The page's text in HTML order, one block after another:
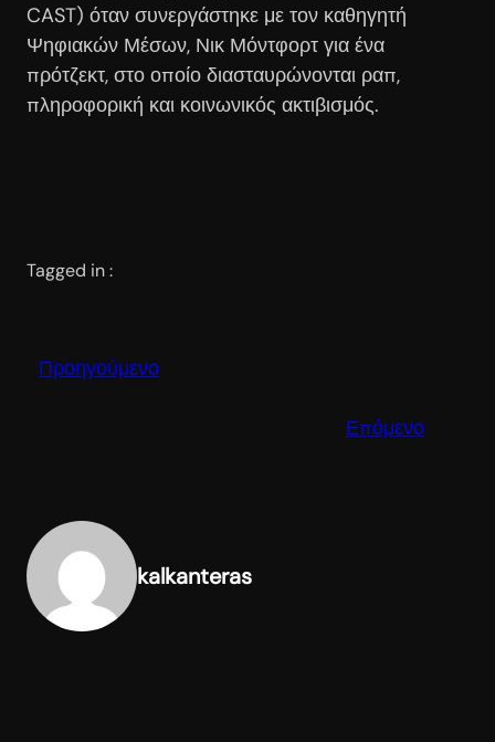
CAST) όταν συνεργάστηκε με τον καθηγητή
Ψηφιακών Μέσων, Νικ Μόντφορτ για ένα
πρότζεκτ, στο οποίο διασταυρώνονται ραπ,
πληροφορική και κοινωνικός ακτιβισμός.
Tagged in :
Προηγούμενο
Επόμενο
kalkanteras